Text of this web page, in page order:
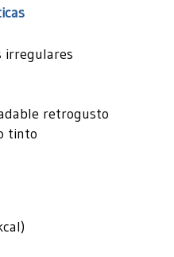
irregulares
retrogusto
tinto